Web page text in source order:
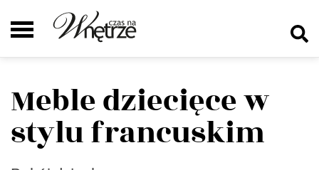
Meble dziecięce w
stylu francuskim